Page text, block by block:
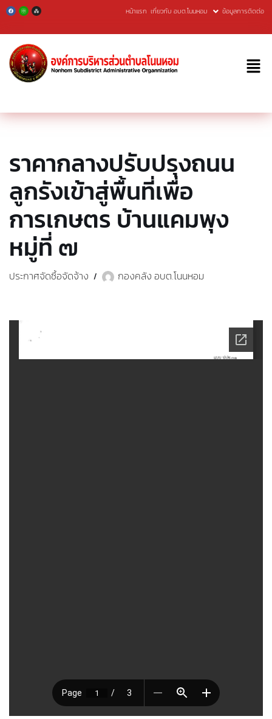
Skip
to
content
หน้าแรก เกี่ยวกับ อบต.โนนหอม ข้อมูลการติดต่อ
ราคากลางปรับปรุงถนน
ลูกรังเข้าสู่พื้นที่เพื่อ
การเกษตร บ้านแคมพุง
หมู่ที่ ๗
ประกาศจัดซื้อจัดจ้าง กองคลัง อบต.โนนหอม